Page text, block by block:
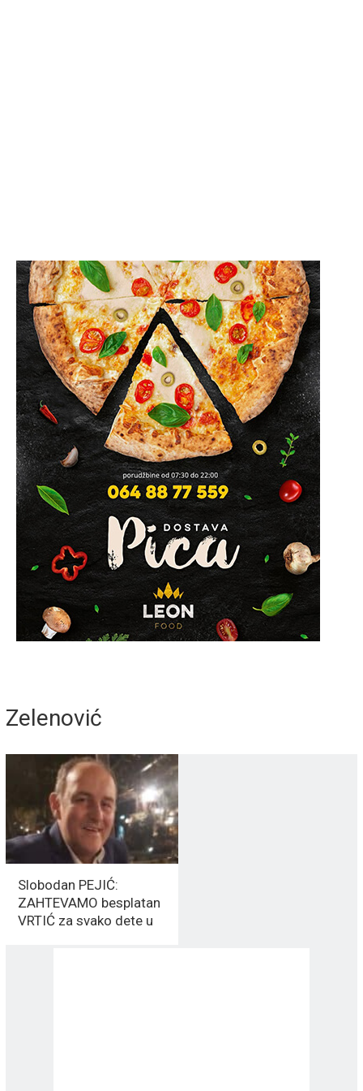
Zelenović
Slobodan PEJIĆ:
ZAHTEVAMO besplatan
VRTIĆ za svako dete u